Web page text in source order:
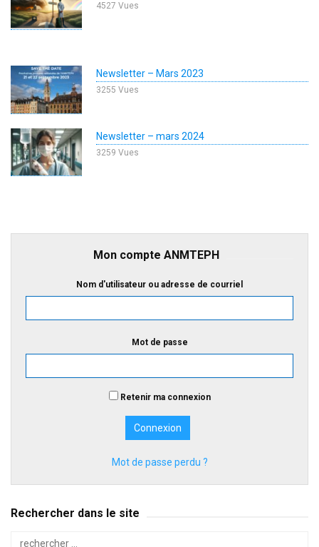
4527 Vues
Newsletter – Mars 2023
3255 Vues
Newsletter – mars 2024
3259 Vues
Mon compte ANMTEPH
Nom d'utilisateur ou adresse de courriel
Mot de passe
Retenir ma connexion
Mot de passe perdu ?
Rechercher dans le site